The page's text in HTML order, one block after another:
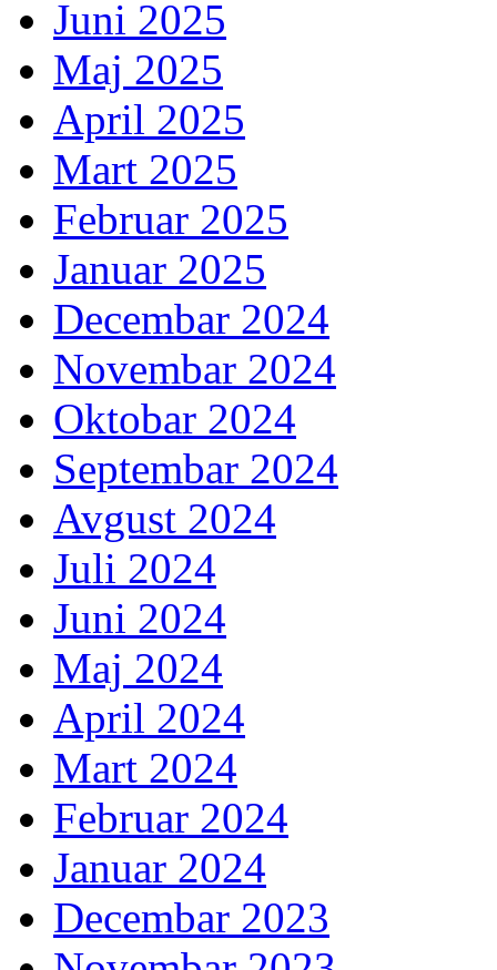
Juni 2025
Maj 2025
April 2025
Mart 2025
Februar 2025
Januar 2025
Decembar 2024
Novembar 2024
Oktobar 2024
Septembar 2024
Avgust 2024
Juli 2024
Juni 2024
Maj 2024
April 2024
Mart 2024
Februar 2024
Januar 2024
Decembar 2023